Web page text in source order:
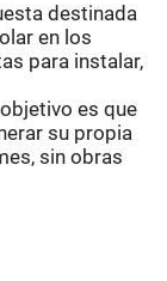
destinada
en los
para instalar,
es que
su propia
sin obras